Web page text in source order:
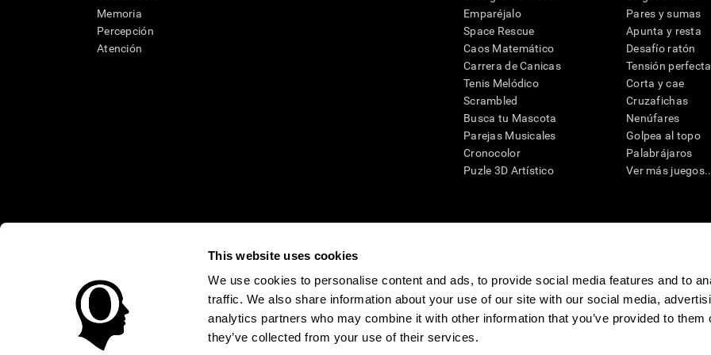
This website uses cookies
We use cookies to personalise content and ads, to provide social media features and to
traffic. We also share information about your use of our site with our social media,
analytics partners who may combine it with other information that you’ve provided to them
they’ve collected from your use of their services.
Memoria
Percepción
Atención
Emparéjalo
Space Rescue
Caos Matemático
Carrera de Canicas
Tenis Melódico
Scrambled
Busca tu Mascota
Parejas Musicales
Cronocolor
Puzle 3D Artístico
Pares y sumas
Apunta y resta
Desafío ratón
Tensión perfecta
Corta y cae
Cruzafichas
Nenúfares
Golpea al topo
Palabrájaros
Ver más
* Las evaluaciones de CogniFit están diseñadas para detectar alteraciones y deterioro cognitivo con el fin de ofrecer a un médico información pertinente
clínico, los resultados de CogniFit (cuando son interpretados por un profesional de la salud cualificado), se pueden utilizar como ayuda para determinar si
neuropsicológica (por ejemplo, un examen neuropsicológico completo). CogniFit no ofrece directamente un diagnóstico médico de ningún tipo. Un
puede ser realizada por un médico o psicólogo cualificado teniendo en cuenta una amplia gama de posibles factores. De acuerdo al uso indicado,
un dispositivo médico certicado por la FDA. El producto puede ser utilizado para estudios de investigación en cualquier campo de investigación
uso del producto debe hacerse en los sujetos humanos apropiados conforme al procedimiento dictado por el centro de investigación y será una obligación
sujeto humano nunca no podrán ser, en ningún caso, inferiores a las requeridas para cualquier sujeto de investigación en virtud de lo dispuesto en la